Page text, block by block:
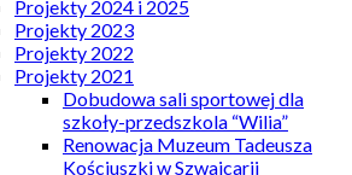
Projekty 2024 i 2025
Projekty 2023
Projekty 2022
Projekty 2021
Dobudowa sali sportowej dla
szkoły-przedszkola “Wilia”
Renowacja Muzeum Tadeusza
Kościuszki w Szwajcarii